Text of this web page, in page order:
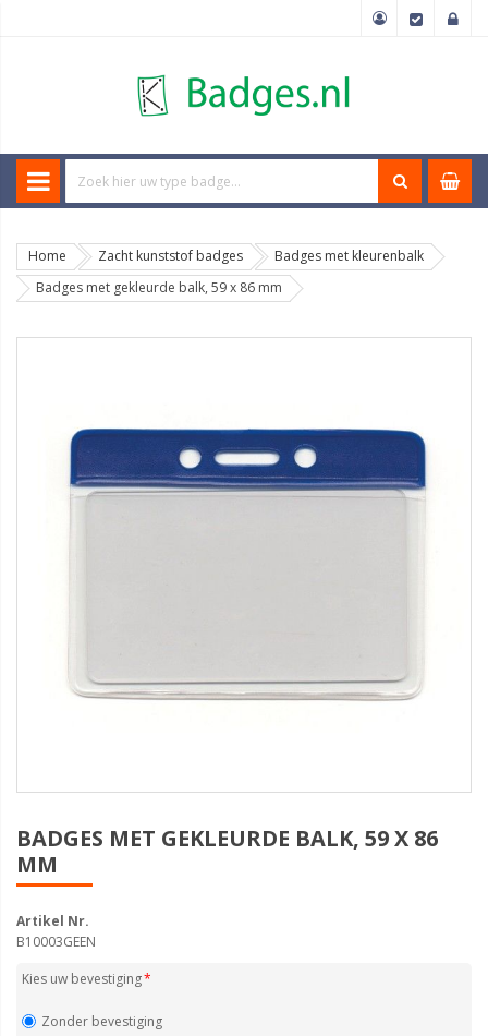
Home Zacht kunststof badges
Badges met kleurenbalk
Badges met gekleurde balk, 59 x 86 mm
BADGES MET GEKLEURDE BALK, 59 X 86
MM
Artikel Nr.
B10003GEEN
Kies uw bevestiging
Zonder bevestiging